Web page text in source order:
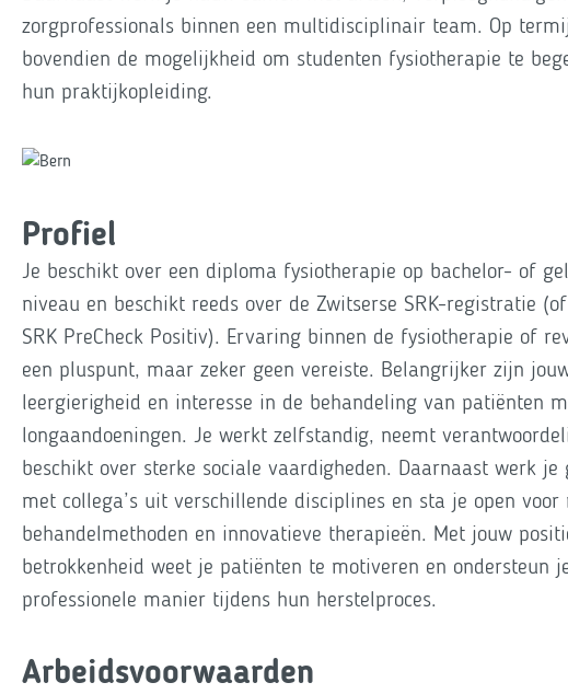
zorgprofessionals binnen een multidisciplinair team. Op
bovendien de mogelijkheid om studenten fysiotherapie te
hun praktijkopleiding.
Profiel
Je beschikt over een diploma fysiotherapie op bachelor- of
niveau en beschikt reeds over de Zwitserse SRK-registratie
SRK PreCheck Positiv). Ervaring binnen de fysiotherapie of
een pluspunt, maar zeker geen vereiste. Belangrijker zijn
leergierigheid en interesse in de behandeling van patiënten
longaandoeningen. Je werkt zelfstandig, neemt
beschikt over sterke sociale vaardigheden. Daarnaast werk je
met collega’s uit verschillende disciplines en sta je open voor
behandelmethoden en innovatieve therapieën. Met jouw
betrokkenheid weet je patiënten te motiveren en ondersteun
professionele manier tijdens hun herstelproces.
Arbeidsvoorwaarden